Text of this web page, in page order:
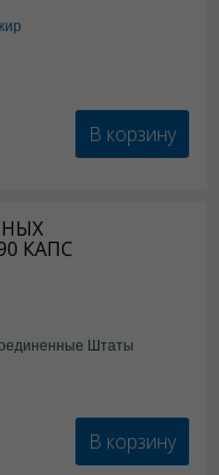
В корзину
КАПС
Штаты
В корзину